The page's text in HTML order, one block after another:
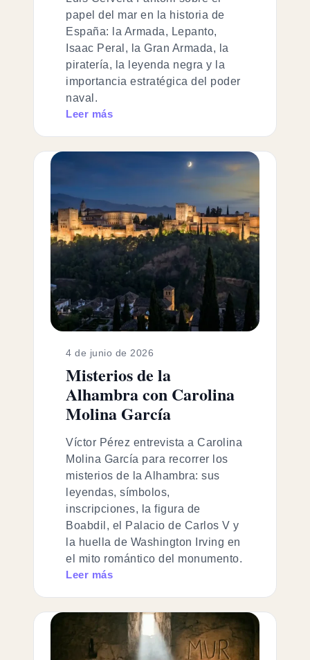
papel del mar en la historia de
España: la Armada, Lepanto,
Isaac Peral, la Gran Armada, la
piratería, la leyenda negra y la
importancia estratégica del poder
naval.
Leer más
4 de junio de 2026
Misterios de la
Alhambra con Carolina
Molina García
Víctor Pérez entrevista a Carolina
Molina García para recorrer los
misterios de la Alhambra: sus
leyendas, símbolos,
inscripciones, la figura de
Boabdil, el Palacio de Carlos V y
la huella de Washington Irving en
el mito romántico del monumento.
Leer más